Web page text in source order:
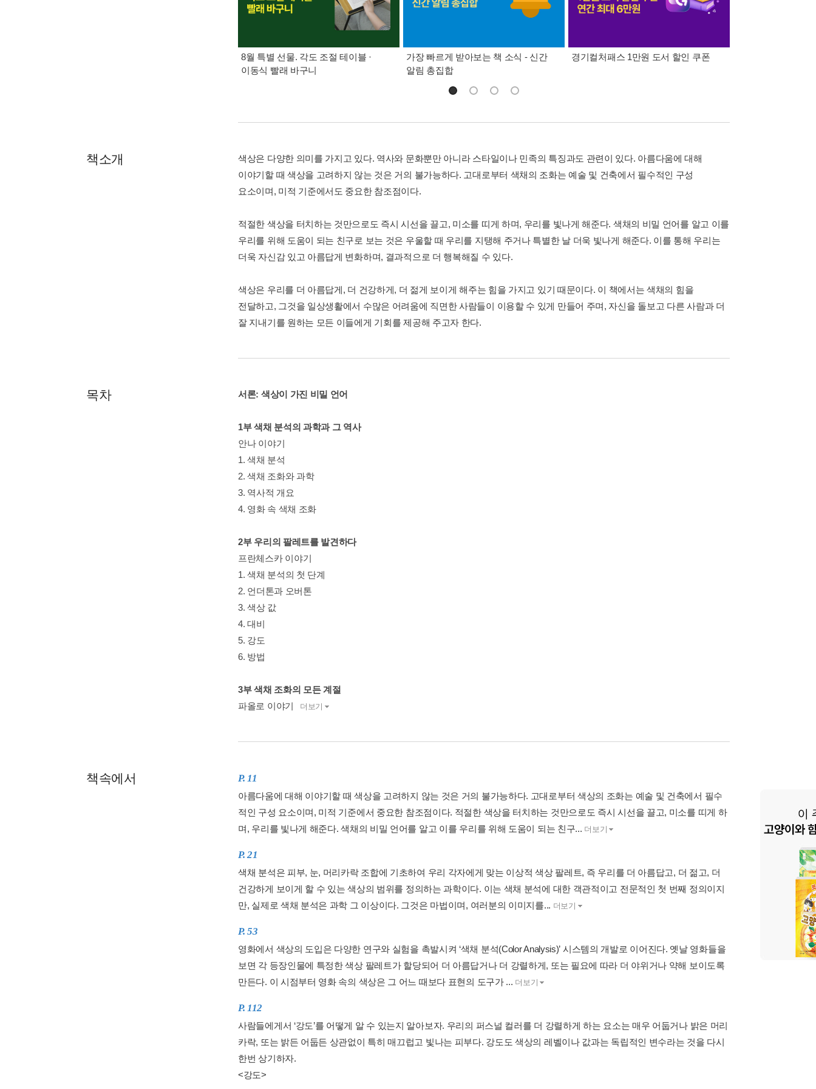
8월 특별 선물. 각도 조절 테이블 ·
이동식 빨래 바구니
가장 빠르게 받아보는 책 소식 - 신간
알림 총집합
경기컬처패스 1만원 도서 할인 쿠폰
책소개
색상은 다양한 의미를 가지고 있다. 역사와 문화뿐만 아니라 스타일이나 민족의 특징과도 관련이 있다. 아름다움에 대해
이야기할 때 색상을 고려하지 않는 것은 거의 불가능하다. 고대로부터 색채의 조화는 예술 및 건축에서 필수적인 구성
요소이며, 미적 기준에서도 중요한 참조점이다.
적절한 색상을 터치하는 것만으로도 즉시 시선을 끌고, 미소를 띠게 하며, 우리를 빛나게 해준다. 색채의 비밀 언어를 알고 이를
우리를 위해 도움이 되는 친구로 보는 것은 우울할 때 우리를 지탱해 주거나 특별한 날 더욱 빛나게 해준다. 이를 통해 우리는
더욱 자신감 있고 아름답게 변화하며, 결과적으로 더 행복해질 수 있다.
색상은 우리를 더 아름답게, 더 건강하게, 더 젊게 보이게 해주는 힘을 가지고 있기 때문이다. 이 책에서는 색채의 힘을
전달하고, 그것을 일상생활에서 수많은 어려움에 직면한 사람들이 이용할 수 있게 만들어 주며, 자신을 돌보고 다른 사람과 더
잘 지내기를 원하는 모든 이들에게 기회를 제공해 주고자 한다.
목차 서론: 색상이 가진 비밀 언어
1부 색채 분석의 과학과 그 역사
안나 이야기
1. 색채 분석
2. 색채 조화와 과학
3. 역사적 개요
4. 영화 속 색채 조화
2부 우리의 팔레트를 발견하다
프란체스카 이야기
1. 색채 분석의 첫 단계
2. 언더톤과 오버톤
3. 색상 값
4. 대비
5. 강도
6. 방법
3부 색채 조화의 모든 계절
파올로 이야기
더보기
책속에서 P. 11
아름다움에 대해 이야기할 때 색상을 고려하지 않는 것은 거의 불가능하다. 고대로부터 색상의 조화는 예술 및 건축에서 필수
적인 구성 요소이며, 미적 기준에서 중요한 참조점이다. 적절한 색상을 터치하는 것만으로도 즉시 시선을 끌고, 미소를 띠게 하
며, 우리를 빛나게 해준다. 색채의 비밀 언어를 알고 이를 우리를 위해 도움이 되는 친구... 더보기
P. 21
색채 분석은 피부, 눈, 머리카락 조합에 기초하여 우리 각자에게 맞는 이상적 색상 팔레트, 즉 우리를 더 아름답고, 더 젊고, 더
건강하게 보이게 할 수 있는 색상의 범위를 정의하는 과학이다. 이는 색채 분석에 대한 객관적이고 전문적인 첫 번째 정의이지
만, 실제로 색채 분석은 과학 그 이상이다. 그것은 마법이며, 여러분의 이미지를... 더보기
P. 53
영화에서 색상의 도입은 다양한 연구와 실험을 촉발시켜 ‘색채 분석(Color Analysis)’ 시스템의 개발로 이어진다. 옛날 영화들을
보면 각 등장인물에 특정한 색상 팔레트가 할당되어 더 아름답거나 더 강렬하게, 또는 필요에 따라 더 야위거나 약해 보이도록
만든다. 이 시점부터 영화 속의 색상은 그 어느 때보다 표현의 도구가 ... 더보기
P. 112
사람들에게서 ‘강도’를 어떻게 알 수 있는지 알아보자. 우리의 퍼스널 컬러를 더 강렬하게 하는 요소는 매우 어둡거나 밝은 머리
카락, 또는 밝든 어둡든 상관없이 특히 매끄럽고 빛나는 피부다. 강도도 색상의 레벨이나 값과는 독립적인 변수라는 것을 다시
한번 상기하자.
<강도>